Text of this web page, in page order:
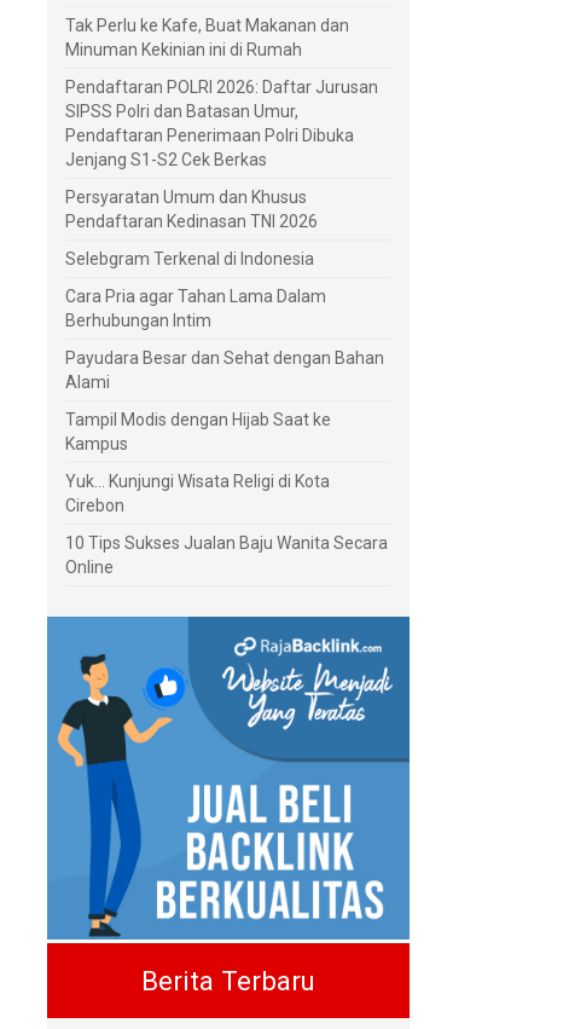
Tak Perlu ke Kafe, Buat Makanan dan
Minuman Kekinian ini di Rumah
Pendaftaran POLRI 2026: Daftar Jurusan
SIPSS Polri dan Batasan Umur,
Pendaftaran Penerimaan Polri Dibuka
Jenjang S1-S2 Cek Berkas
Persyaratan Umum dan Khusus
Pendaftaran Kedinasan TNI 2026
Selebgram Terkenal di Indonesia
Cara Pria agar Tahan Lama Dalam
Berhubungan Intim
Payudara Besar dan Sehat dengan Bahan
Alami
Tampil Modis dengan Hijab Saat ke
Kampus
Yuk... Kunjungi Wisata Religi di Kota
Cirebon
10 Tips Sukses Jualan Baju Wanita Secara
Online
Berita Terbaru